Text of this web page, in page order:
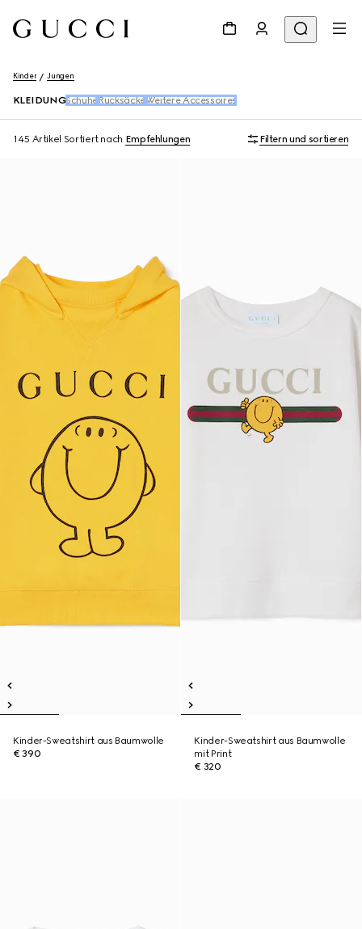
Kinder Jungen
KLEIDUNG Schuhe Rucksäcke Weitere Accessoires
145 Artikel Sortiert nach Empfehlungen Filtern und sortieren
Kinder-Sweatshirt aus Baumwolle
€ 390
Kinder-Sweatshirt aus Baumwolle
mit Print
€ 320